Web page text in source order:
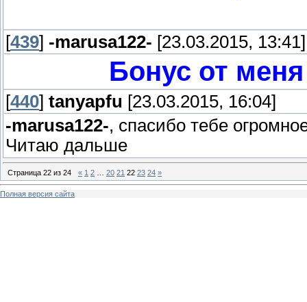
[439] -marusa122- [23.03.2015, 13:41]
Бонус от меня
[440] tanyapfu [23.03.2015, 16:04]
-marusa122-, спасибо тебе
Читаю дальше
Страница 22 из 24 « 1 2 20 21 22 23 24 »
Полная версия сайта